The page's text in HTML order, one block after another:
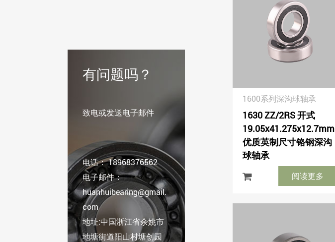
有问题吗？
致电或发送电子邮件
电话：18968376562
电子邮件：
huanhuibearing@gmail.
com
地址:中国浙江省余姚市
地塘街道阳山村塘创园
1600系列深沟球轴承
1630 ZZ/2RS 开式
19.05x41.275x12.7mm
优质英制尺寸铬钢深沟
球轴承
阅读更多